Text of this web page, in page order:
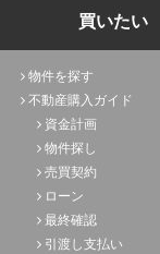
買いたい
物件を探す
不動産購入ガイド
資金計画
物件探し
売買契約
ローン
最終確認
引渡し支払い